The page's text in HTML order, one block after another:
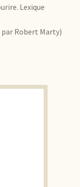
Lexique
par Robert Marty)